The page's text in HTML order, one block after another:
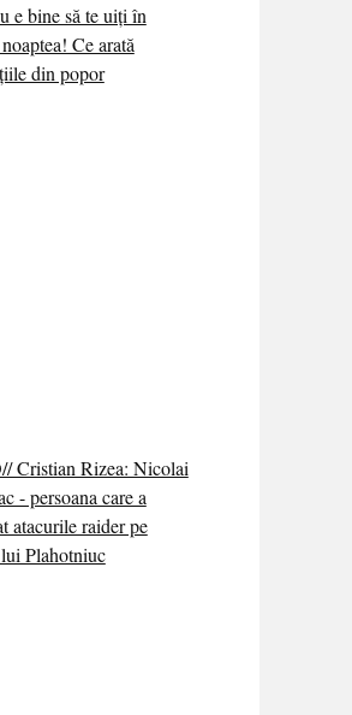
e bine să te uiți în
Ce arată
din popor
Cristian Rizea: Nicolai
- persoana care a
atacurile raider pe
Plahotniuc